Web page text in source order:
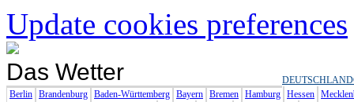
Update cookies preferences
Das Wetter DEUTSCHLAND
Berlin Brandenburg Baden-Württemberg Bayern Bremen Hamburg Hessen